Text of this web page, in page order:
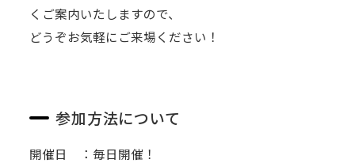
くご案内いたしますので、
どうぞお気軽にご来場ください！
参加方法について
開催日 ：毎日開催！